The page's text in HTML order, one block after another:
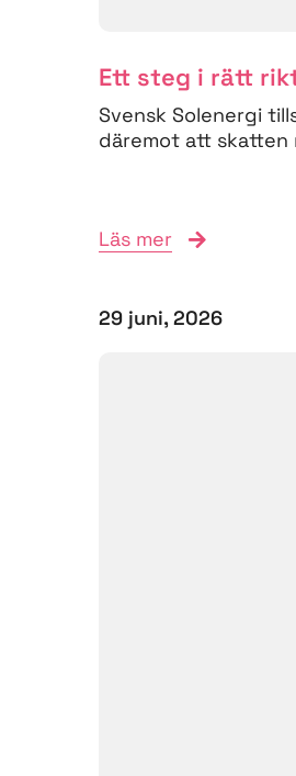
Ett steg i rätt
Svensk Solenergi
däremot att skatten
Läs mer
29 juni, 2026